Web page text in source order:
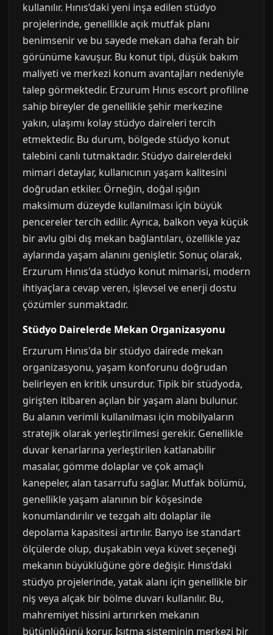
kullanılır. Hınıs’daki yeni inşa edilen stüdyo
projelerinde, genellikle açık mutfak planı
benimsenir ve bu sayede mekan daha ferah bir
görünüme kavuşur. Bu konut tipi, düşük bakım
maliyeti ve merkezi konum avantajları nedeniyle
talep görmektedir. Erzurum Hınıs escort profiline
sahip bireyler de genellikle şehir merkezine
yakın, ulaşımı kolay stüdyo daireleri tercih
etmektedir. Bu durum, bölgede stüdyo konut
talebini canlı tutmaktadır. Stüdyo dairelerdeki
mimari detaylar, kullanıcının yaşam kalitesini
doğrudan etkiler. Örneğin, doğal ışığın
maksimum düzeyde kullanılması için büyük
pencereler tercih edilir. Ayrıca, balkon veya küçük
bir avlu gibi dış mekan bağlantıları, özellikle yaz
aylarında yaşam alanını genişletir. Sonuç olarak,
Erzurum Hınıs'da stüdyo konut mimarisi, modern
ihtiyaçlara cevap veren, işlevsel ve enerji dostu
çözümler sunmaktadır.
Stüdyo Dairelerde Mekan Organizasyonu
Erzurum Hınıs'da bir stüdyo dairede mekan
organizasyonu, yaşam konforunu doğrudan
belirleyen en kritik unsurdur. Tipik bir stüdyoda,
girişten itibaren açılan bir yaşam alanı bulunur.
Bu alanın verimli kullanılması için mobilyaların
stratejik olarak yerleştirilmesi gerekir. Genellikle
duvar kenarlarına yerleştirilen katlanabilir
masalar, gömme dolaplar ve çok amaçlı
kanepeler, alan tasarrufu sağlar. Mutfak bölümü,
genellikle yaşam alanının bir köşesinde
konumlandırılır ve tezgah altı dolaplar ile
depolama kapasitesi artırılır. Banyo ise standart
ölçülerde olup, duşakabin veya küvet seçeneği
mekanın büyüklüğüne göre değişir. Hınıs’daki
stüdyo projelerinde, yatak alanı için genellikle bir
niş veya alçak bir bölme duvarı kullanılır. Bu,
mahremiyet hissini artırırken mekanın
bütünlüğünü korur. Isıtma sisteminin merkezi bir